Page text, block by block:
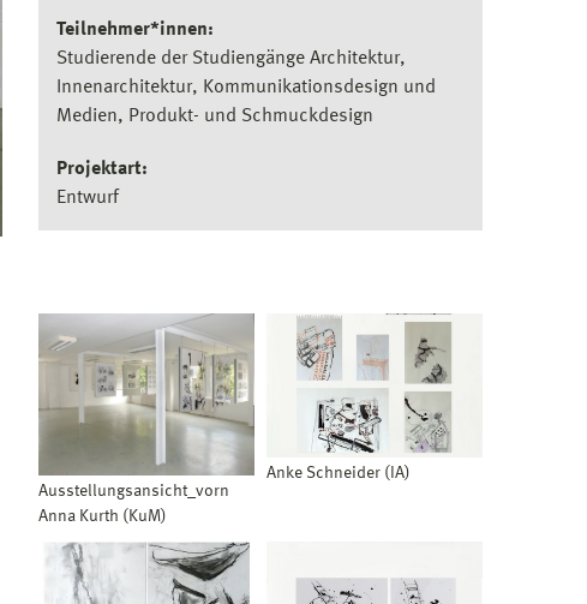
Teilnehmer*innen:
Studierende der Studiengänge Architektur,
Innenarchitektur, Kommunikationsdesign und
Medien, Produkt- und Schmuckdesign
Projektart:
Entwurf
Ausstellungsansicht_vorn
Anna Kurth (KuM)
Anke Schneider (IA)